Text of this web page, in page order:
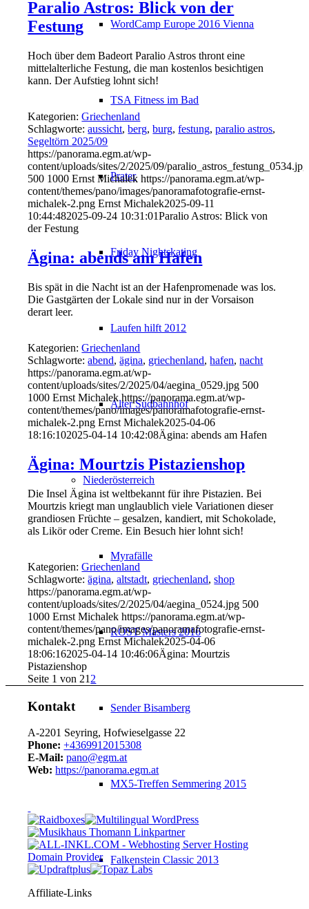
WordCamp Europe 2016 Vienna
TSA Fitness im Bad
Prater
Friday Nightskating
Laufen hilft 2012
Alter Südbahnhof
Niederösterreich
Myrafälle
ROST Masters 2016
Sender Bisamberg
MX5-Treffen Semmering 2015
Falkenstein Classic 2013
Paralio Astros: Blick von der
Festung
Hoch über dem Badeort Paralio Astros thront eine
mittelalterliche Festung, die man kostenlos besichtigen
kann. Der Aufstieg lohnt sich!
Kategorien:Griechenland
Schlagworte:aussicht,berg,burg,festung,paralio astros,
Segeltörn 2025/09
https://panorama.egm.at/wp-
content/uploads/sites/2/2025/09/paralio_astros_festung_0534.jpg
500 1000 Ernst Michalek https://panorama.egm.at/wp-
content/themes/pano/images/panoramafotografie-ernst-
michalek-2.png Ernst Michalek2025-09-11
10:44:482025-09-24 10:31:01Paralio Astros: Blick von
der Festung
Ägina: abends am Hafen
Bis spät in die Nacht ist an der Hafenpromenade was los.
Die Gastgärten der Lokale sind nur in der Vorsaison
derart leer.
Kategorien:Griechenland
Schlagworte:abend,ägina, griechenland,hafen,nacht
https://panorama.egm.at/wp-
content/uploads/sites/2/2025/04/aegina_0529.jpg 500
1000 Ernst Michalek https://panorama.egm.at/wp-
content/themes/pano/images/panoramafotografie-ernst-
michalek-2.png Ernst Michalek2025-04-06
18:16:102025-04-14 10:42:08Ägina: abends am Hafen
Ägina: Mourtzis Pistazienshop
Die Insel Ägina ist weltbekannt für ihre Pistazien. Bei
Mourtzis kriegt man unglaublich viele Variationen dieser
grandiosen Früchte – gesalzen, kandiert, mit Schokolade,
als Likör oder Creme. Ein Besuch hier lohnt sich!
Kategorien:Griechenland
Schlagworte:ägina,altstadt, griechenland,shop
https://panorama.egm.at/wp-
content/uploads/sites/2/2025/04/aegina_0524.jpg 500
1000 Ernst Michalek https://panorama.egm.at/wp-
content/themes/pano/images/panoramafotografie-ernst-
michalek-2.png Ernst Michalek2025-04-06
18:06:162025-04-14 10:46:06Ägina: Mourtzis
Pistazienshop
Seite 1 von 21 2
Kontakt
A-2201 Seyring, Hofwieselgasse 22
Phone: +4369912015308
E-Mail: pano@egm.at
Web: https://panorama.egm.at
Affiliate-Links